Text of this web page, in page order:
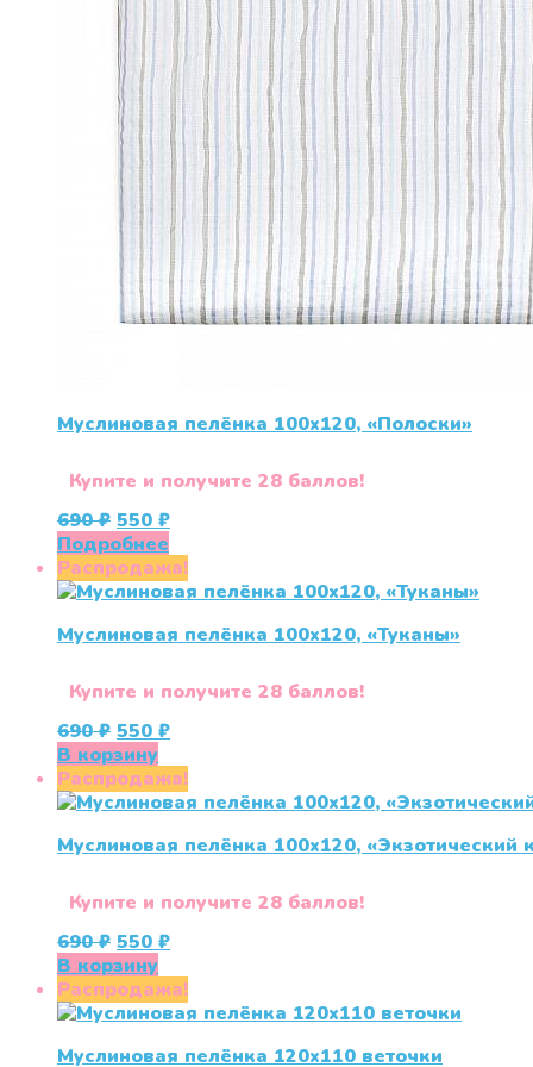
Муслиновая пелёнка 100х120, «Полоски»
Купите и получите 28 баллов!
690₽ Первоначальная
цена
составляла
690 ₽.
550 ₽Текущая
550 ₽.
Подробнее
Распродажа!
Муслиновая пелёнка 100х120, «Туканы»
Купите и получите 28 баллов!
690₽ Первоначальная
цена
составляла
690 ₽.
550 ₽Текущая
550 ₽.
В корзину
Распродажа!
Муслиновая пелёнка 100х120, «Экзотический
Купите и получите 28 баллов!
690₽ Первоначальная
цена
составляла
690 ₽.
550 ₽Текущая
550 ₽.
В корзину
Распродажа!
Муслиновая пелёнка 120х110 веточки